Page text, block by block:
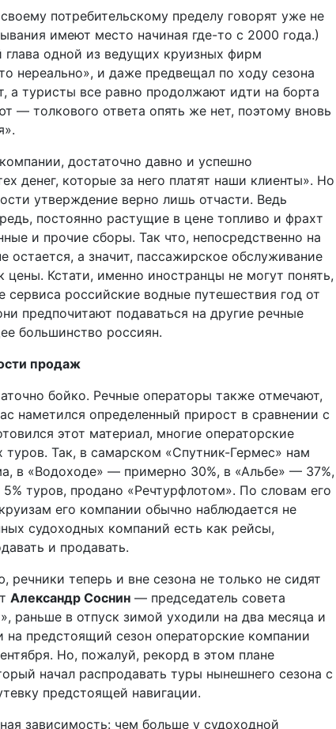
потребительскому пределу говорят уже не
имеют место начиная где-то с 2000 года.)
глава одной из ведущих круизных фирм
нереально», и даже предвещал по ходу сезона
а туристы все равно продолжают идти на борта
— толкового ответа опять же нет, поэтому вновь
достаточно давно и успешно
денег, которые за него платят наши клиенты». Но
утверждение верно лишь отчасти. Ведь
постоянно растущие в цене топливо и фрахт
и прочие сборы. Так что, непосредственно на
остается, а значит, пассажирское обслуживание
цены. Кстати, именно иностранцы не могут понять,
российские водные путешествия год от
предпочитают подаваться на другие речные
большинство россиян.
продаж
бойко. Речные операторы также отмечают,
наметился определенный прирост в сравнении с
этот материал, многие операторские
Так, в самарском «Спутник-Гермес» нам
в «Водоходе» — примерно 30%, в «Альбе» — 37%,
туров, продано «Речтурфлотом». По словам его
его компании обычно наблюдается не
судоходных компаний есть как рейсы,
и продавать.
теперь и вне сезона не только не сидят
Александр Соснин — председатель совета
раньше в отпуск зимой уходили на два месяца и
предстоящий сезон операторские компании
Но, пожалуй, рекорд в этом плане
начал распродавать туры нынешнего сезона с
предстоящей навигации.
зависимость: чем больше у судоходной